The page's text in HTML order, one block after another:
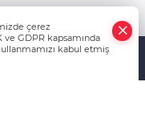
çerez
GDPR kapsamında
kabul etmiş